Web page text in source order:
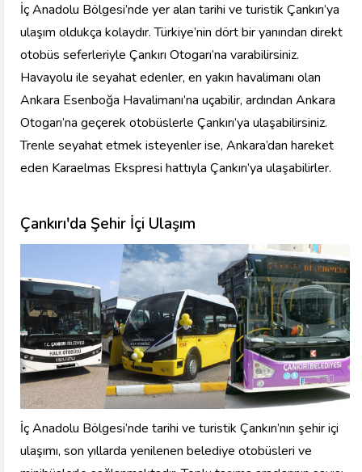
İç Anadolu Bölgesi’nde yer alan tarihi ve turistik Çankırı’ya
ulaşım oldukça kolaydır. Türkiye’nin dört bir yanından direkt
otobüs seferleriyle Çankırı Otogarı’na varabilirsiniz.
Havayolu ile seyahat edenler, en yakın havalimanı olan
Ankara Esenboğa Havalimanı’na uçabilir, ardından Ankara
Otogarı’na geçerek otobüslerle Çankırı’ya ulaşabilirsiniz.
Trenle seyahat etmek isteyenler ise, Ankara’dan hareket
eden Karaelmas Ekspresi hattıyla Çankırı’ya ulaşabilirler.
Çankırı'da Şehir İçi Ulaşım
İç Anadolu Bölgesi’nde tarihi ve turistik Çankırı’nın şehir içi
ulaşımı, son yıllarda yenilenen belediye otobüsleri ve